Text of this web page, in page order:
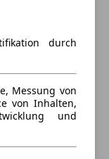
durch
Messung von
von Inhalten,
und